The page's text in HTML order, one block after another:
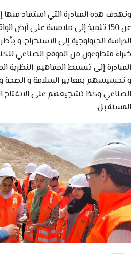
وتهدف هذه المبادرة التي استفاد منها
عن 150 تلميذ إلى ملامسة على أرض
الدراسة الجيولوجية إلى الاستخراج. و يأطر
خبراء متطوعون من الموقع الصناعي
المبادرة إلى تبسيط المفاهيم النظرية
و تحسيسهم بمعايير السلامة و الصحة و
الصناعي وكذا تشجيعهم على
المستقبل.